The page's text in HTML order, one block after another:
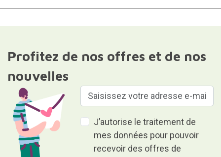
Profitez de nos offres et de nos
nouvelles
J’autorise le traitement de
mes données pour pouvoir
recevoir des offres de